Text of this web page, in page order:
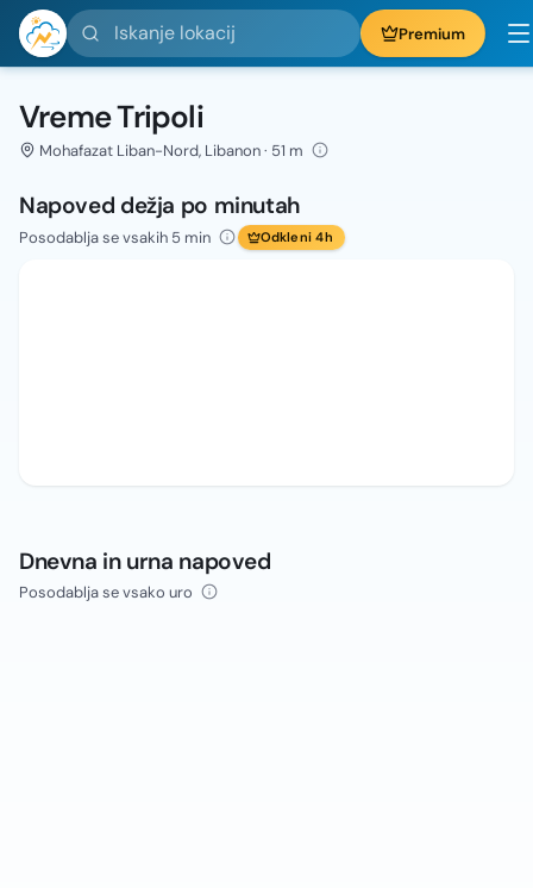
Iskanje lokacij Premium
Vreme Tripoli
Mohafazat Liban-Nord, Libanon · 51 m
Napoved dežja po minutah
Posodablja se vsakih 5 min Odkleni 4h
Dnevna in urna napoved
Posodablja se vsako uro